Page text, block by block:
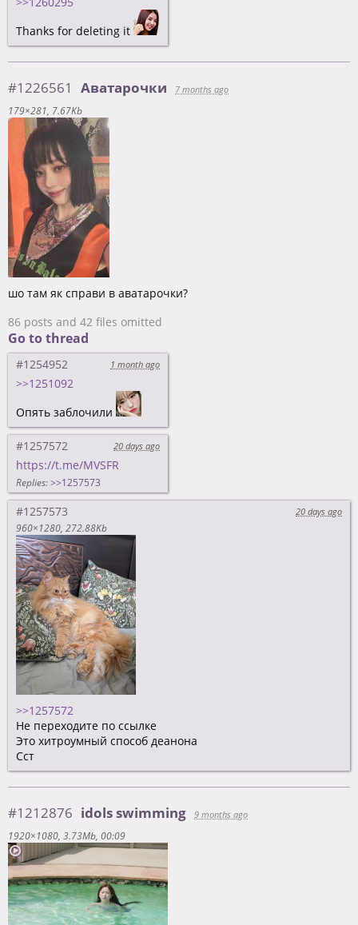
Thanks for deleting it
#1226561 Аватарочки
7 months ago
179×281 7.67Kb
шо там як справи в аватарочки?
86 posts and 42 files omitted
Go to thread
#1254952 1 month ago
>>1251092
Опять заблочили
#1257572 20 days ago
https://t.me/MVSFR
Replies: >>1257573
#1257573
20 days ago
960×1280 272.88Kb
>>1257572
Не переходите по ссылке
Это хитроумный способ деанона
Сст
#1212876 idols swimming
9 months ago
1920×1080 3.73Mb 00:09